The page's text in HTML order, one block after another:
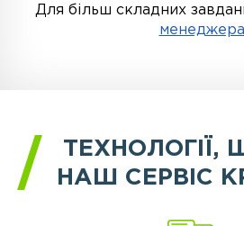
Для більш складних
менеджера
ТЕХНОЛОГІЇ,
НАШ СЕРВІС